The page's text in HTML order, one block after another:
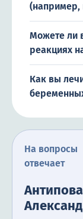
(например,
Можете ли
реакциях
Как вы
На вопросы
отвечает